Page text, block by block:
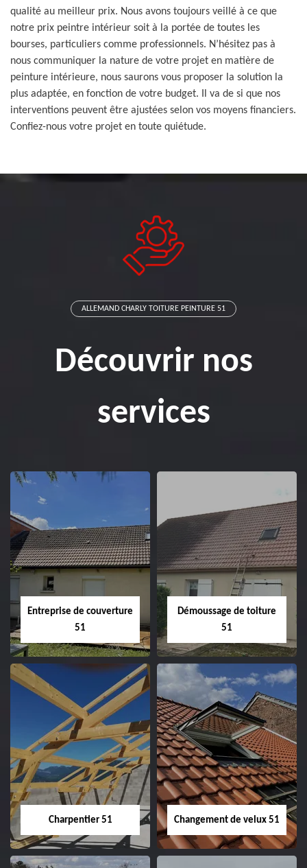
qualité au meilleur prix. Nous avons toujours veillé à ce que
notre prix peintre intérieur soit à la portée de toutes les
bourses, particuliers comme professionnels. N’hésitez pas à
nous communiquer la nature de votre projet en matière de
peinture intérieure, nous saurons vous proposer la solution la
plus adaptée, en fonction de votre budget. Il va de si que nos
interventions peuvent être ajustées selon vos moyens financiers.
Confiez-nous votre projet en toute quiétude.
ALLEMAND CHARLY TOITURE PEINTURE 51
Découvrir nos
services
Entreprise de couverture
51
Entreprise de
couverture 51
Démoussage de toiture
51
Démoussage de
toiture 51
Charpentier 51 Changement de velux 51